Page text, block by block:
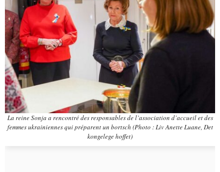
La reine Sonja a rencontré des responsables de l’association d’accueil et des
femmes ukrainiennes qui préparent un bortsch (Photo : Liv Anette Luane, Det
kongelege hoffet)